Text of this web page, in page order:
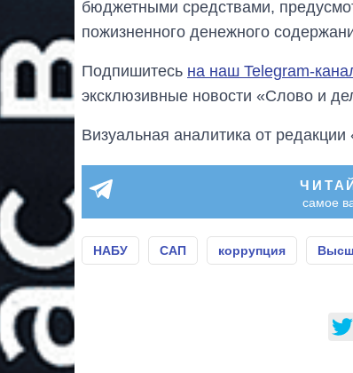
бюджетными средствами,
пожизненного денежного
Подпишитесь на наш Telegram-
эксклюзивные новости «Слово и
Визуальная аналитика от
самое
НАБУ САП коррупция